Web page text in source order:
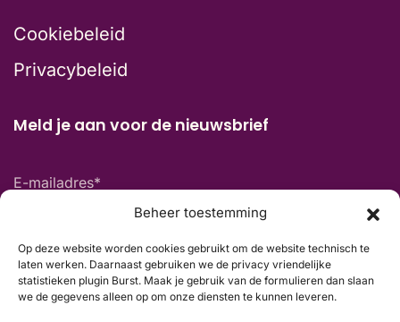
Beheer toestemming
Op deze website worden cookies gebruikt om de website technisch te
laten werken. Daarnaast gebruiken we de privacy vriendelijke
statistieken plugin Burst. Maak je gebruik van de formulieren dan slaan
we de gegevens alleen op om onze diensten te kunnen leveren.
Cookiebeleid
Privacybeleid
Meld je aan voor de nieuwsbrief
E-mailadres*
Voornaam